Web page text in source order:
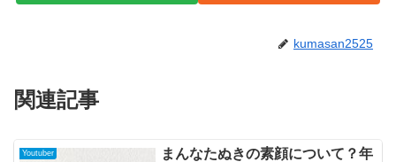
kumasan2525
関連記事
Youtuber
まんなたぬきの素顔について？年